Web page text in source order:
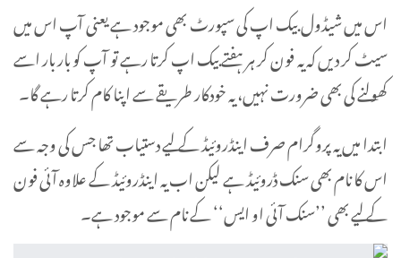
اس میں شیڈول بیک اپ کی سپورٹ بھی موجود ہے یعنی آپ اس میں
سیٹ کر دیں کہ یہ فون کر ہر ہفتے بیک اپ کرتا رہے تو آپ کو بار بار اسے
کھولنے کی بھی ضرورت نہیں، یہ خودکار طریقے سے اپنا کام کرتا رہے گا۔
ابتدا میں یہ پروگرام صرف اینڈروئیڈ کے لیے دستیاب تھا جس کی وجہ سے
اس کا نام بھی سنک ڈروئیڈ ہے لیکن اب یہ اینڈروئیڈ کے علاوہ آئی فون
کے لیے بھی ’’سنک آئی او ایس‘‘ کے نام سے موجود ہے۔